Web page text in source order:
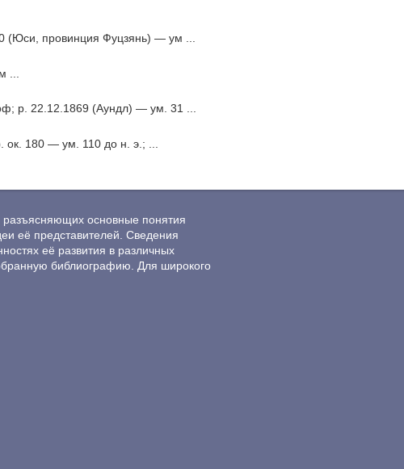
(Юси, провинция Фуцзянь) — ум ...
...
р. 22.12.1869 (Аундл) — ум. 31 ...
180 — ум. 110 до н. э.; ...
основные понятия
её представителей. Сведения
её развития в различных
библиографию. Для широкого